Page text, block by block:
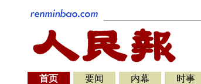
首页 要闻 内幕 时事